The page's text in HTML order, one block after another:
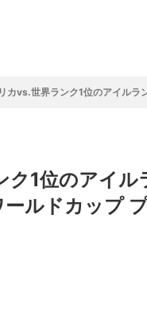
ウインタースポーツ編
出張所
ム
ビュー
カvs.世界ランク1位のアイルラ
1位のアイル
ルドカップ